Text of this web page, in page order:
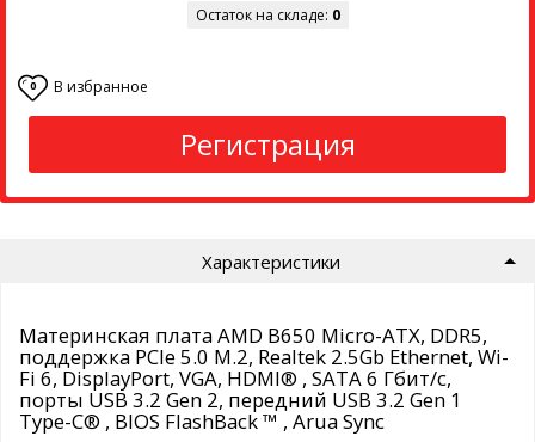
Остаток на складе: 0
0 В избранное
Регистрация
Характеристики
Материнская плата AMD B650 Micro-ATX, DDR5,
поддержка PCIe 5.0 M.2, Realtek 2.5Gb Ethernet, Wi-
Fi 6, DisplayPort, VGA, HDMI® , SATA 6 Гбит/с,
порты USB 3.2 Gen 2, передний USB 3.2 Gen 1
Type-C® , BIOS FlashBack ™ , Arua Sync